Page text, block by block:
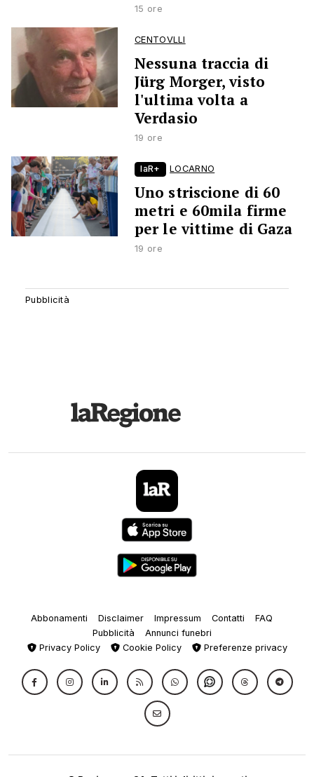
15 ore
CENTOVLLI
Nessuna traccia di
Jürg Morger, visto
l'ultima volta a
Verdasio
19 ore
laR+ LOCARNO
Uno striscione di 60
metri e 60mila firme
per le vittime di Gaza
19 ore
Abbonamenti Disclaimer Impressum Contatti
FAQ
Pubblicità
Annunci funebri
Privacy Policy
Cookie Policy Preferenze privacy